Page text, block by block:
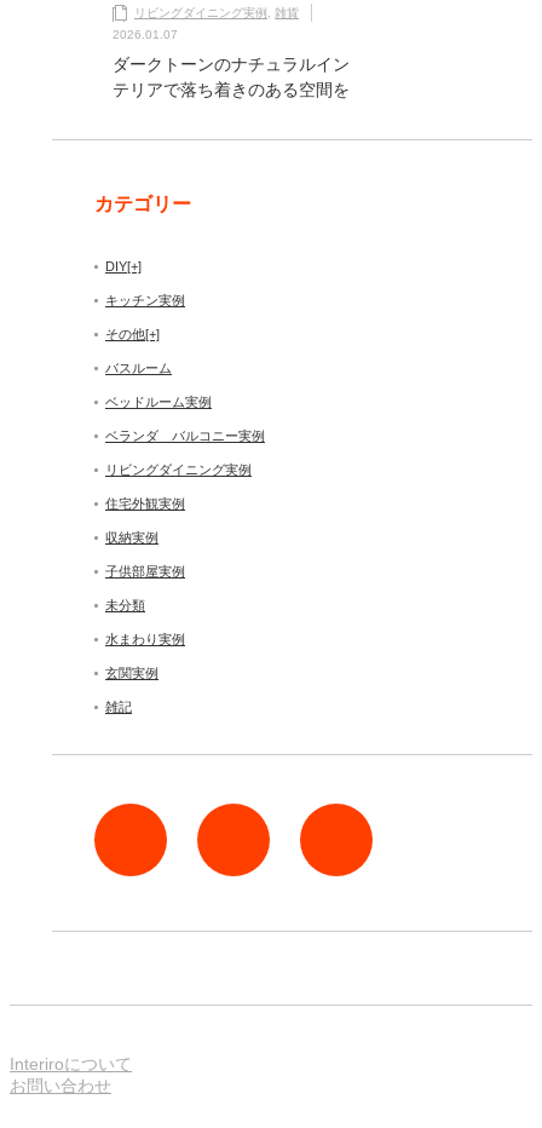
リビングダイニング実例
雑貨
2026.01.07
ダークトーンのナチュラルイン
テリアで落ち着きのある空間を
カテゴリー
DIY[+]
キッチン実例
その他[+]
バスルーム
ベッドルーム実例
ベランダ バルコニー実例
リビングダイニング実例
住宅外観実例
収納実例
子供部屋実例
未分類
水まわり実例
玄関実例
雑記
Twitter
Interiroについて
お問い合わせ